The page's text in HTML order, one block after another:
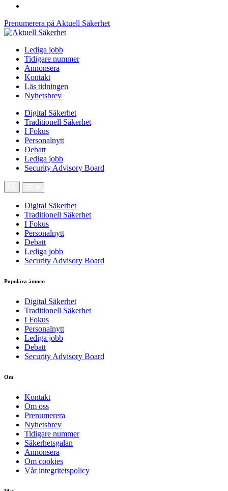
Prenumerera på Aktuell Säkerhet
Lediga jobb
Tidigare nummer
Annonsera
Kontakt
Läs tidningen
Nyhetsbrev
Digital Säkerhet
Traditionell Säkerhet
I Fokus
Personalnytt
Debatt
Lediga jobb
Security Advisory Board
Digital Säkerhet
Traditionell Säkerhet
I Fokus
Personalnytt
Debatt
Lediga jobb
Security Advisory Board
Populära ämnen
Digital Säkerhet
Traditionell Säkerhet
I Fokus
Personalnytt
Lediga jobb
Debatt
Security Advisory Board
Om
Kontakt
Om oss
Prenumerera
Nyhetsbrev
Tidigare nummer
Säkerhetsgalan
Annonsera
Om cookies
Vår integritetspolicy